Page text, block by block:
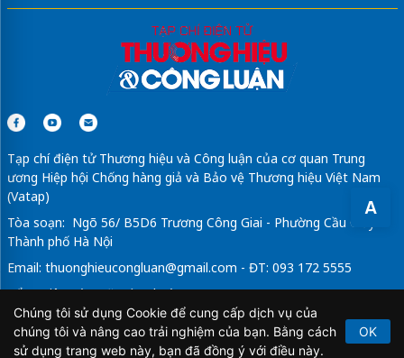
A
Tạp chí điện tử Thương hiệu và Công luận của cơ quan Trung
ương Hiệp hội Chống hàng giả và Bảo vệ Thương hiệu Việt Nam
(Vatap)
Tòa soạn: Ngõ 56/ B5D6 Trương Công Giai - Phường Cầu Giấy -
Thành phố Hà Nội
Email: thuonghieucongluan@gmail.com - ĐT: 093 172 5555
Tổng Biên Tập: Vũ Đức Thuận
Giấy phép hoạt động báo chí điện tử số 64/GP-BTTTT do Bộ
Thông tin và Truyền thông cấp ngày 21/2/2020.
Chúng tôi sử dụng Cookie để cung cấp dịch vụ của
chúng tôi và nâng cao trải nghiệm của bạn. Bằng cách
sử dụng trang web này, bạn đã đồng ý với điều này.
OK